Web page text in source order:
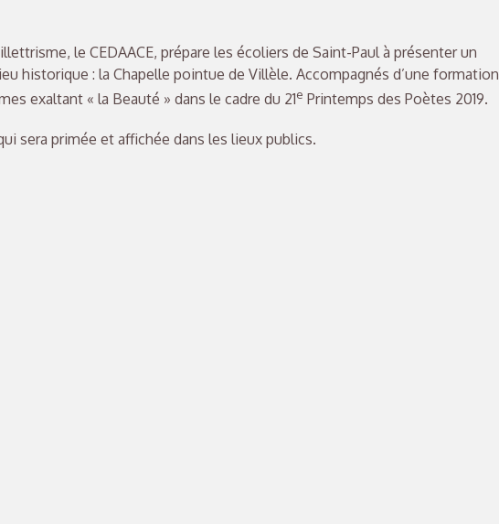
le CEDAACE, prépare les écoliers de Saint-Paul à présenter un
historique : la Chapelle pointue de Villèle. Accompagnés d’une formation
exaltant « la Beauté » dans le cadre du 21e Printemps des Poètes 2019.
sera primée et affichée dans les lieux publics.